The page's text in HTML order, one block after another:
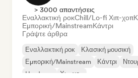
> 3000 απαντήσεις
Εναλλακτική ροκChill/Lo-fi Χιπ-χοπ
Εμπορική/MainstreamΚάντρι
Γράψτε άρθρα
Εναλλακτική ροκ
Κλασική μουσική
Εμπορική/Mainstream
Κάντρι
Hardcore
Χιπ-χοπ